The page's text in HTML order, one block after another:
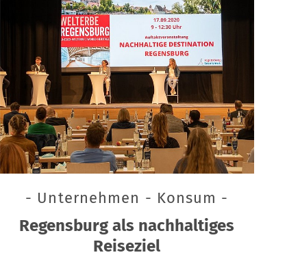
- Unternehmen - Konsum -
Regensburg als nachhaltiges
Reiseziel